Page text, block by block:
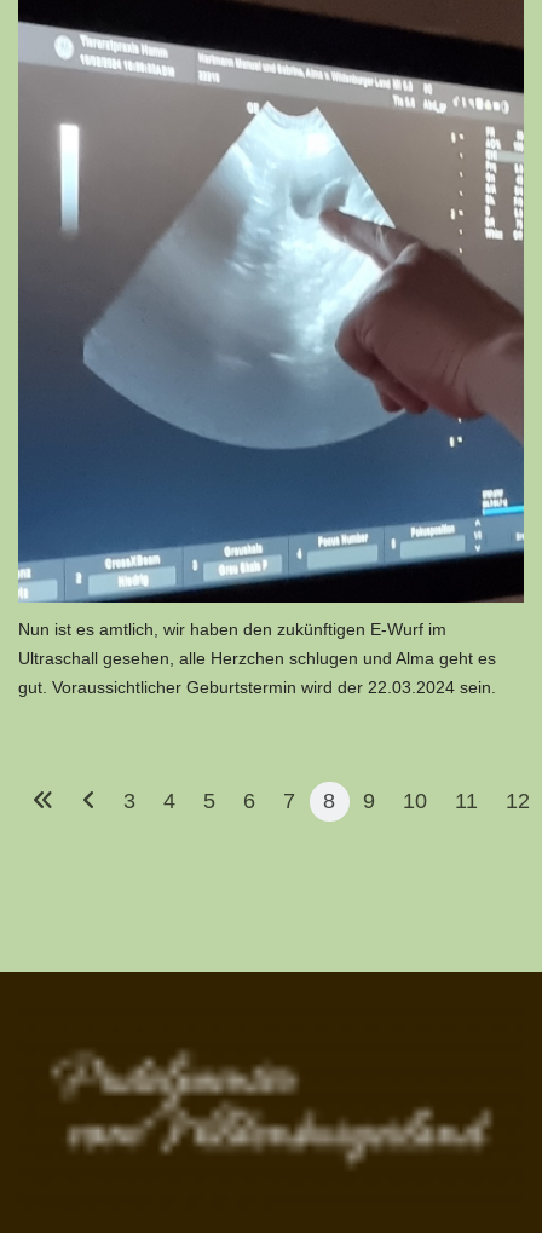
Nun ist es amtlich, wir haben den zukünftigen E-Wurf im
Ultraschall gesehen, alle Herzchen schlugen und Alma geht es
gut. Voraussichtlicher Geburtstermin wird der 22.03.2024 sein.
3 4 5 6 7 8 9 10 11 12